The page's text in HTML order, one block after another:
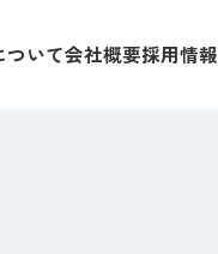
ついて会社概要採用情報